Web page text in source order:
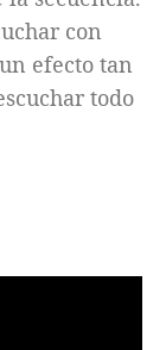
con
efecto tan
todo